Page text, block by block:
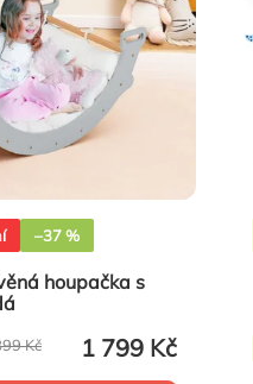
–37 %
houpačka s
1 799 Kč
Kč